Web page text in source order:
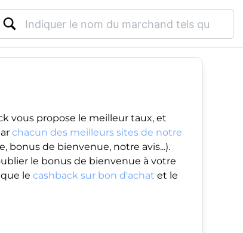
vous propose le meilleur taux, et
chacun des meilleurs sites de notre
bonus de bienvenue, notre avis...).
le bonus de bienvenue à votre
le cashback sur bon d'achat et le